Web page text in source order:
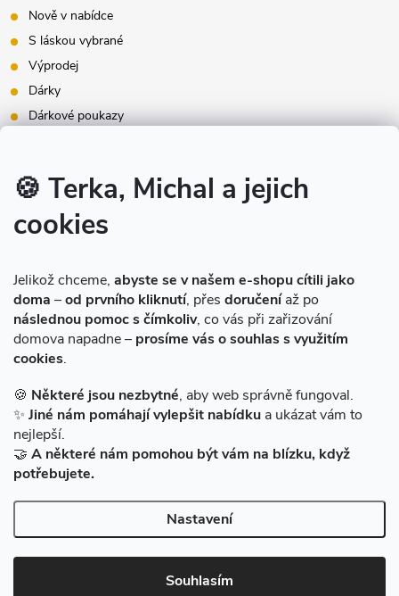
🍪 Terka, Michal a jejich
cookies
Jelikož chceme, abyste se v našem e-shopu cítili jako
doma –od prvního kliknutí, přes doručeníaž po
následnou pomoc s čímkoliv, co vás při zařizování
domova napadne – prosíme vás o souhlas s využitím
cookies.
🍪 Některé jsou nezbytné, aby web správně fungoval.
✨ Jiné nám pomáhají vylepšit nabídku a ukázat vám to
nejlepší.
🤝 A některé nám pomohou být vám na blízku, když
potřebujete.
Nastavení
Souhlasím
Nově v nabídce
S láskou vybrané
Výprodej
Dárky
Dárkové poukazy
Instagram
Facebook
Zprovozněný e-shop na Shoptetu máme od DF
Copyright 2026BAZARMS-HK. Všechna práva vyhrazena.